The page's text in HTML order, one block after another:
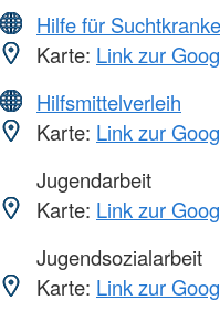
Hilfe für Suchtkranke
Karte: Link zur
Hilfsmittelverleih
Karte: Link zur
Jugendarbeit
Karte: Link zur
Jugendsozialarbeit
Karte: Link zur